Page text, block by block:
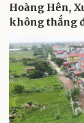
Cải chính
Hoàng Hên,
không thắng